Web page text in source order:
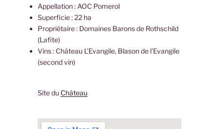
Appellation : AOC Pomerol
Superficie : 22 ha
Propriétaire : Domaines Barons de Rothschild
(Lafite)
Vins : Château L’Evangile, Blason de l’Evangile
(second vin)
Site du Château